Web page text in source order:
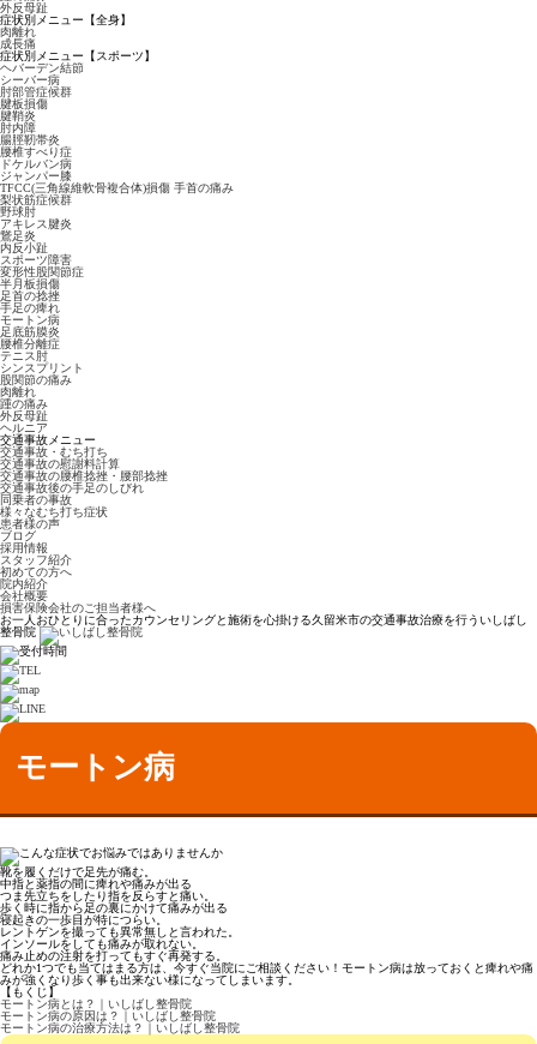
外反母趾
症状別メニュー【全身】
肉離れ
成長痛
症状別メニュー【スポーツ】
ヘバーデン結節
シーバー病
肘部管症候群
腱板損傷
腱鞘炎
肘内障
腸脛靭帯炎
腰椎すべり症
ドケルバン病
ジャンパー膝
TFCC(三角線維軟骨複合体)損傷 手首の痛み
梨状筋症候群
野球肘
アキレス腱炎
鵞足炎
内反小趾
スポーツ障害
変形性股関節症
半月板損傷
足首の捻挫
手足の痺れ
モートン病
足底筋膜炎
腰椎分離症
テニス肘
シンスプリント
股関節の痛み
肉離れ
踵の痛み
外反母趾
ヘルニア
交通事故メニュー
交通事故・むち打ち
交通事故の慰謝料計算
交通事故の腰椎捻挫・腰部捻挫
交通事故後の手足のしびれ
同乗者の事故
様々なむち打ち症状
患者様の声
ブログ
採用情報
スタッフ紹介
初めての方へ
院内紹介
会社概要
損害保険会社のご担当者様へ
お一人おひとりに合ったカウンセリングと施術を心掛ける久留米市の交通事故治療を行ういしばし
整骨院
モートン病
靴を履くだけで足先が痛む。
中指と薬指の間に痺れや痛みが出る
つま先立ちをしたり指を反らすと痛い。
歩く時に指から足の裏にかけて痛みが出る
寝起きの一歩目が特につらい。
レントゲンを撮っても異常無しと言われた。
インソールをしても痛みが取れない。
痛み止めの注射を打ってもすぐ再発する。
どれか1つでも当てはまる方は、今すぐ当院にご相談ください！モートン病は放っておくと痺れや痛
みが強くなり歩く事も出来ない様になってしまいます。
【もくじ】
モートン病とは？｜いしばし整骨院
モートン病の原因は？｜いしばし整骨院
モートン病の治療方法は？｜いしばし整骨院